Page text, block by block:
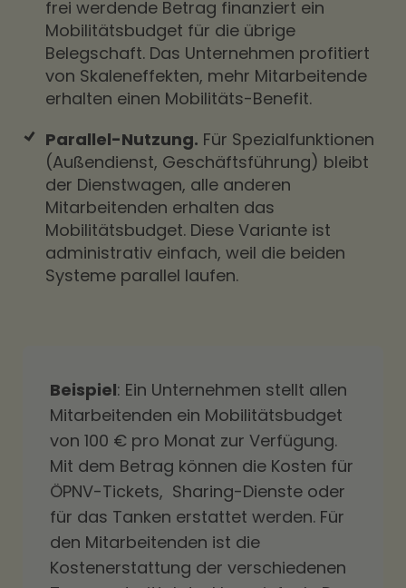
frei werdende Betrag finanziert ein
Mobilitätsbudget für die übrige
Belegschaft. Das Unternehmen profitiert
von Skaleneffekten, mehr Mitarbeitende
erhalten einen Mobilitäts-Benefit.
Parallel-Nutzung. Für Spezialfunktionen
(Außendienst, Geschäftsführung) bleibt
der Dienstwagen, alle anderen
Mitarbeitenden erhalten das
Mobilitätsbudget. Diese Variante ist
administrativ einfach, weil die beiden
Systeme parallel laufen.
Beispiel: Ein Unternehmen stellt allen
Mitarbeitenden ein Mobilitätsbudget
von 100 € pro Monat zur Verfügung.
Mit dem Betrag können die Kosten für
ÖPNV-Tickets, Sharing-Dienste oder
für das Tanken erstattet werden. Für
den Mitarbeitenden ist die
Kostenerstattung der verschiedenen